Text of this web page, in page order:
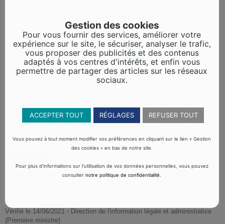
garantie ou la caution d'un logement en location> Garantie
Visale : caution pour le locataire (impayés et dégradations)
Garantie Visale : caution pour le
Vérifié le 14/06/2021 - Direction de l'information légale et administrative
(Première ministre)
Gestion des cookies
Pour vous fournir des services, améliorer votre
expérience sur le site, le sécuriser, analyser le trafic,
vous proposer des publicités et des contenus
adaptés à vos centres d'intérêts, et enfin vous
permettre de partager des articles sur les réseaux
sociaux.
ACCEPTER TOUT RÉGLAGES REFUSER TOUT
Vous pouvez à tout moment modifier vos préférences en cliquant sur le lien « Gestion
des cookies » en bas de notre site.
Pour plus d’informations sur l’utilisation de vos données personnelles, vous pouvez
consulternotre politique de confidentialité